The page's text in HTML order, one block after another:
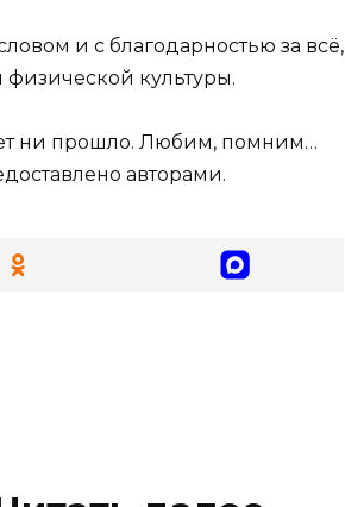
и с благодарностью за всё,
физической культуры.
ни прошло. Любим, помним…
авторами.